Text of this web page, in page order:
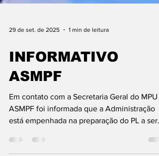
29 de set. de 2025 1 min de leitura
INFORMATIVO
ASMPF
Em contato com a Secretaria Geral do MPU a
ASMPF foi informada que a Administração